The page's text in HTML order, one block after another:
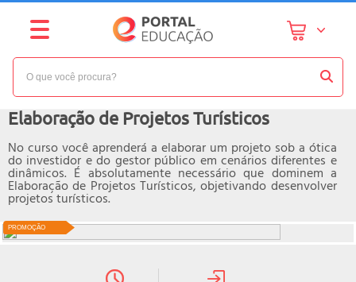
PROMOÇÃO
NÍVEL: INTERMEDIÁRIO
Elaboração de Projetos Turísticos
No curso você aprenderá a elaborar um projeto sob a ótica
do investidor e do gestor público em cenários diferentes e
dinâmicos. É absolutamente necessário que dominem a
Elaboração de Projetos Turísticos, objetivando desenvolver
projetos turísticos.